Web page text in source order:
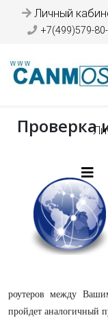
Личный
+7(499)579-
Проверка
роутеров между
пройдет аналогичный